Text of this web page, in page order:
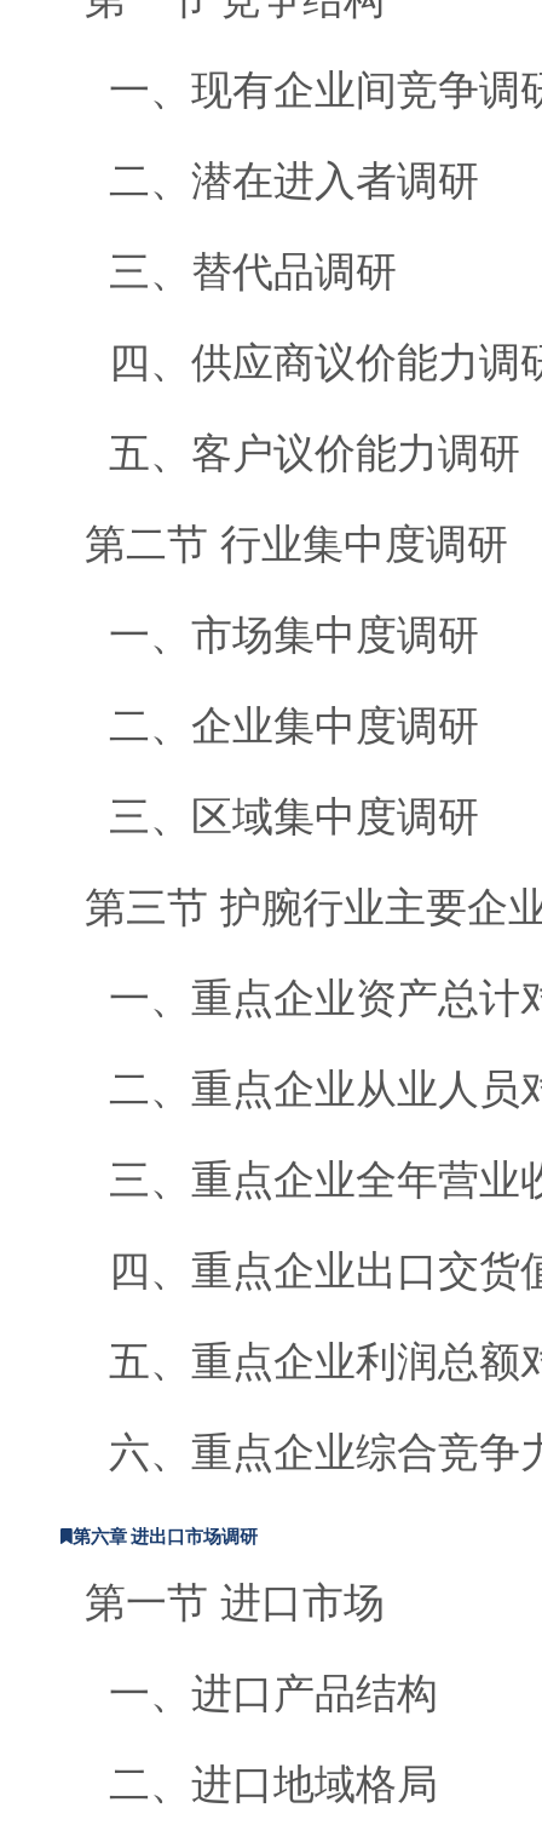
一、现有企业间竞争调
二、潜在进入者调研
三、替代品调研
四、供应商议价能力调
五、客户议价能力调研
第二节 行业集中度调研
一、市场集中度调研
二、企业集中度调研
三、区域集中度调研
第三节 护腕行业主要企
一、重点企业资产总计
二、重点企业从业人员
三、重点企业全年营业
四、重点企业出口交货
五、重点企业利润总额
六、重点企业综合竞争
第六章 进出口市场调研
第一节 进口市场
一、进口产品结构
二、进口地域格局